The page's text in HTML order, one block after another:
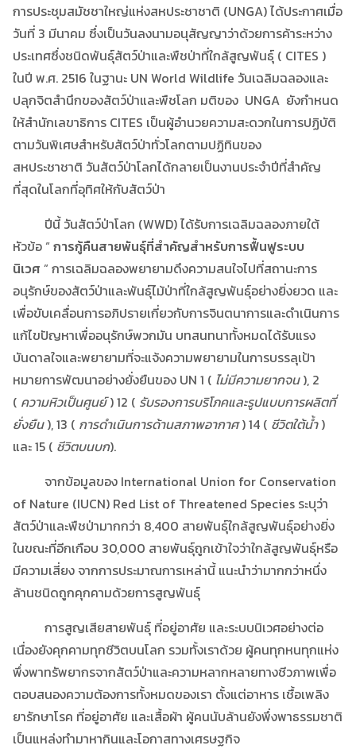
การประชุมสมัชชาใหญ่แห่งสหประชาชาติ (UNGA) ได้ประกาศเมื่อ
วันที่ 3 มีนาคม ซึ่งเป็นวันลงนามอนุสัญญาว่าด้วยการค้าระหว่าง
ประเทศซึ่งชนิดพันธุ์สัตว์ป่าและพืชป่าที่ใกล้สูญพันธุ์ ( CITES )
ในปี พ.ศ. 2516 ในฐานะ UN World Wildlife วันเฉลิมฉลองและ
ปลุกจิตสำนึกของสัตว์ป่าและพืชโลก มติของ UNGA ยังกำหนด
ให้สำนักเลขาธิการ CITES เป็นผู้อำนวยความสะดวกในการปฏิบัติ
ตามวันพิเศษสำหรับสัตว์ป่าทั่วโลกตามปฏิทินของ
สหประชาชาติ วันสัตว์ป่าโลกได้กลายเป็นงานประจำปีที่สำคัญ
ที่สุดในโลกที่อุทิศให้กับสัตว์ป่า
ปีนี้ วันสัตว์ป่าโลก (WWD) ได้รับการเฉลิมฉลองภายใต้
หัวข้อ “ การกู้คืนสายพันธุ์ที่สำคัญสำหรับการฟื้นฟูระบบ
นิเวศ ” การเฉลิมฉลองพยายามดึงความสนใจไปที่สถานะการ
อนุรักษ์ของสัตว์ป่าและพันธุ์ไม้ป่าที่ใกล้สูญพันธุ์อย่างยิ่งยวด และ
เพื่อขับเคลื่อนการอภิปรายเกี่ยวกับการจินตนาการและดำเนินการ
แก้ไขปัญหาเพื่ออนุรักษ์พวกมัน บทสนทนาทั้งหมดได้รับแรง
บันดาลใจและพยายามที่จะแจ้งความพยายามในการบรรลุเป้า
หมายการพัฒนาอย่างยั่งยืนของ UN 1 ( ไม่มีความยากจน), 2
( ความหิวเป็นศูนย์) 12 ( รับรองการบริโภคและรูปแบบการผลิตที่
ยั่งยืน), 13 ( การดำเนินการด้านสภาพอากาศ) 14 ( ชีวิตใต้น้ำ)
และ 15 ( ชีวิตบนบก).
จากข้อมูลของ International Union for Conservation
of Nature (IUCN) Red List of Threatened Species ระบุว่า
สัตว์ป่าและพืชป่ามากกว่า 8,400 สายพันธุ์ใกล้สูญพันธุ์อย่างยิ่ง
ในขณะที่อีกเกือบ 30,000 สายพันธุ์ถูกเข้าใจว่าใกล้สูญพันธุ์หรือ
มีความเสี่ยง จากการประมาณการเหล่านี้ แนะนำว่ามากกว่าหนึ่ง
ล้านชนิดถูกคุกคามด้วยการสูญพันธุ์
การสูญเสียสายพันธุ์ ที่อยู่อาศัย และระบบนิเวศอย่างต่อ
เนื่องยังคุกคามทุกชีวิตบนโลก รวมทั้งเราด้วย ผู้คนทุกหนทุกแห่ง
พึ่งพาทรัพยากรจากสัตว์ป่าและความหลากหลายทางชีวภาพเพื่อ
ตอบสนองความต้องการทั้งหมดของเรา ตั้งแต่อาหาร เชื้อเพลิง
ยารักษาโรค ที่อยู่อาศัย และเสื้อผ้า ผู้คนนับล้านยังพึ่งพาธรรมชาติ
เป็นแหล่งทำมาหากินและโอกาสทางเศรษฐกิจ